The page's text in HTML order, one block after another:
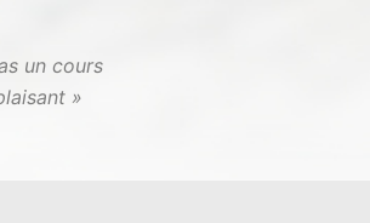
un cours
»